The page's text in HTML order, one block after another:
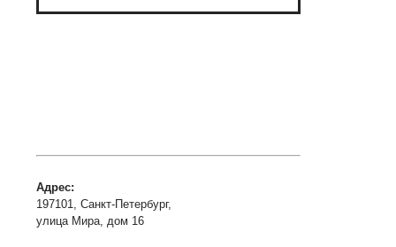
Адрес:
197101, Санкт-Петербург,
улица Мира, дом 16